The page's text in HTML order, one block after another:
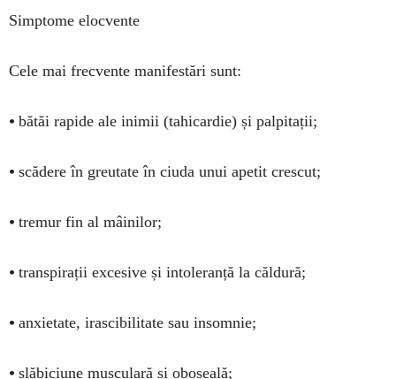
Simptome elocvente
Cele mai frecvente manifestări sunt:
• bătăi rapide ale inimii (tahicardie) și palpitații;
• scădere în greutate în ciuda unui apetit crescut;
• tremur fin al mâinilor;
• transpirații excesive și intoleranță la căldură;
• anxietate, irascibilitate sau insomnie;
• slăbiciune musculară și oboseală;